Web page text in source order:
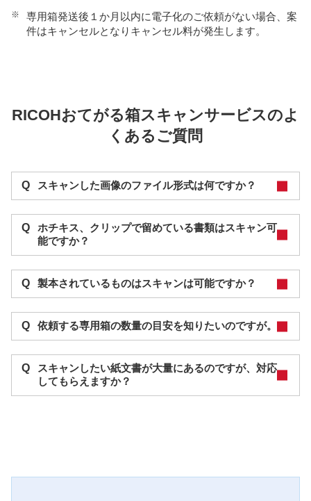
※
専用箱発送後１か月以内に電子化のご依頼がない場合、案
件はキャンセルとなりキャンセル料が発生します。
RICOHおてがる箱スキャンサービスのよ
くあるご質問
Q スキャンした画像のファイル形式は何ですか？
Q
ホチキス、クリップで留めている書類はスキャン可
能ですか？
Q 製本されているものはスキャンは可能ですか？
Q 依頼する専用箱の数量の目安を知りたいのですが。
Q
スキャンしたい紙文書が大量にあるのですが、対応
してもらえますか？